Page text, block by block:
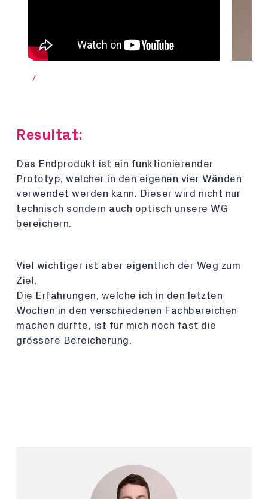
/
Resultat:
Das Endprodukt ist ein funktionierender
Prototyp, welcher in den eigenen vier Wänden
verwendet werden kann. Dieser wird nicht nur
technisch sondern auch optisch unsere WG
bereichern.
Viel wichtiger ist aber eigentlich der Weg zum
Ziel.
Die Erfahrungen, welche ich in den letzten
Wochen in den verschiedenen Fachbereichen
machen durfte, ist für mich noch fast die
grössere Bereicherung.